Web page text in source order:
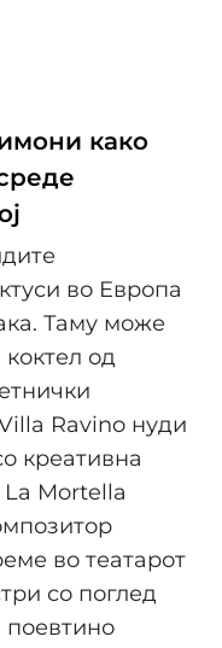
како
во Европа
Таму може
од
Ravino нуди
креативна
La Mortella
во театарот
со поглед
поевтино